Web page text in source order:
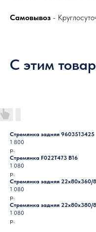
Самовывоз -
С этим
Стремянка задняя 9603513425
1 800
р.
Стремянка F022T473 B16
1 080
р.
Стремянка задняя 22х80х360/
1 080
р.
Стремянка задняя 22х80х380/
1 080
р.